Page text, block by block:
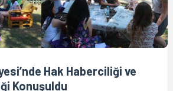
Hak Haberciliği ve
Konuşuldu